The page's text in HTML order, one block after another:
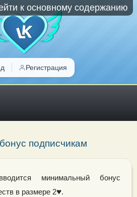
к основному содержанию
Регистрация
подписчикам
минимальный бонус
в размере 2♥.